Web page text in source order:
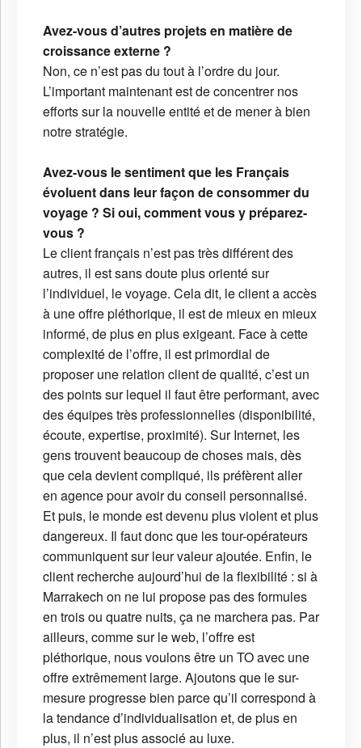
Avez-vous d’autres projets en matière de
croissance externe ?
Non, ce n’est pas du tout à l’ordre du jour.
L’important maintenant est de concentrer nos
efforts sur la nouvelle entité et de mener à bien
notre stratégie.
Avez-vous le sentiment que les Français
évoluent dans leur façon de consommer du
voyage ? Si oui, comment vous y préparez-
vous ?
Le client français n’est pas très différent des
autres, il est sans doute plus orienté sur
l’individuel, le voyage. Cela dit, le client a accès
à une offre pléthorique, il est de mieux en mieux
informé, de plus en plus exigeant. Face à cette
complexité de l’offre, il est primordial de
proposer une relation client de qualité, c’est un
des points sur lequel il faut être performant, avec
des équipes très professionnelles (disponibilité,
écoute, expertise, proximité). Sur Internet, les
gens trouvent beaucoup de choses mais, dès
que cela devient compliqué, ils préfèrent aller
en agence pour avoir du conseil personnalisé.
Et puis, le monde est devenu plus violent et plus
dangereux. Il faut donc que les tour-opérateurs
communiquent sur leur valeur ajoutée. Enfin, le
client recherche aujourd’hui de la flexibilité : si à
Marrakech on ne lui propose pas des formules
en trois ou quatre nuits, ça ne marchera pas. Par
ailleurs, comme sur le web, l’offre est
pléthorique, nous voulons être un TO avec une
offre extrêmement large. Ajoutons que le sur-
mesure progresse bien parce qu’il correspond à
la tendance d’individualisation et, de plus en
plus, il n’est plus associé au luxe.